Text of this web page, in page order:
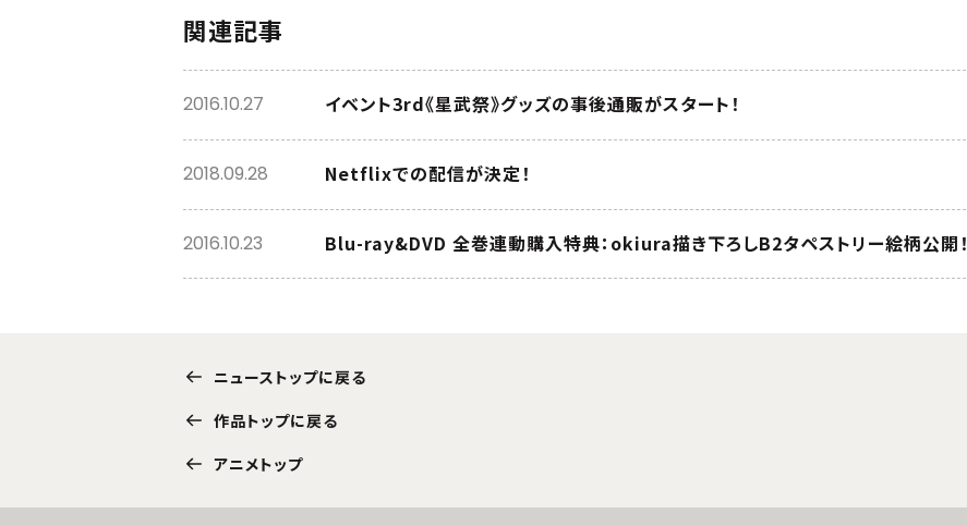
関連記事
イベント3rd《星武祭》グッズの事後通販がスタート！
2016.10.27
Netflixでの配信が決定！
2018.09.28
Blu-ray&DVD 全巻連動購入特典：okiura描き下ろしB2タペストリー絵柄公開！
2016.10.23
ニューストップに戻る
作品トップに戻る
アニメトップ